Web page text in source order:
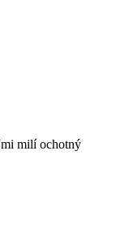
milí ochotný